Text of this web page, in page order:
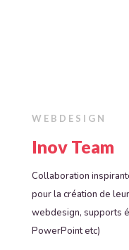
WEBDESIGN
Inov Team
Collaboration
pour la création de
webdesign, supports
PowerPoint etc)